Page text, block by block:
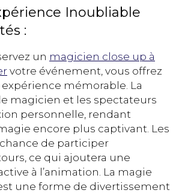
Inoubliable
:
un magicien close up à
votre événement, vous offrez
mémorable. La
magicien et les spectateurs
personnelle, rendant
encore plus captivant. Les
de participer
ce qui ajoutera une
à l’animation. La magie
une forme de divertissement